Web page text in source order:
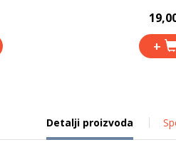
+
Detalji proizvoda